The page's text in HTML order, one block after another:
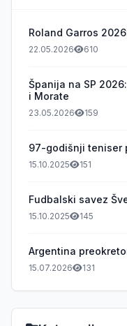
Roland Garros
22.05.2026 610
Španija na SP
i Morate
23.05.2026 159
97-godišnji teniser
15.10.2025 151
Fudbalski savez
15.10.2025 145
Argentina
15.07.2026 131